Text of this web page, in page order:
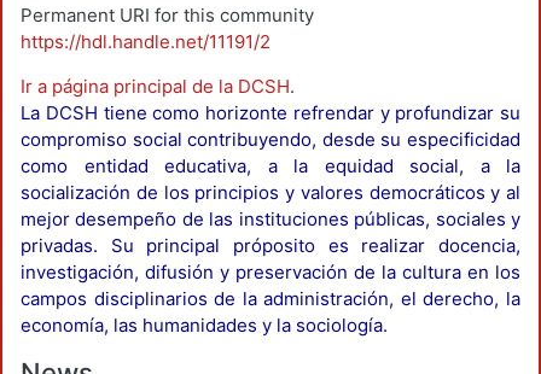
Permanent URI for this community
https://hdl.handle.net/11191/2
Ir a página principal de la DCSH.
La DCSH tiene como horizonte refrendar y profundizar su
compromiso social contribuyendo, desde su especificidad
como entidad educativa, a la equidad social, a la
socialización de los principios y valores democráticos y al
mejor desempeño de las instituciones públicas, sociales y
privadas. Su principal próposito es realizar docencia,
investigación, difusión y preservación de la cultura en los
campos disciplinarios de la administración, el derecho, la
economía, las humanidades y la sociología.